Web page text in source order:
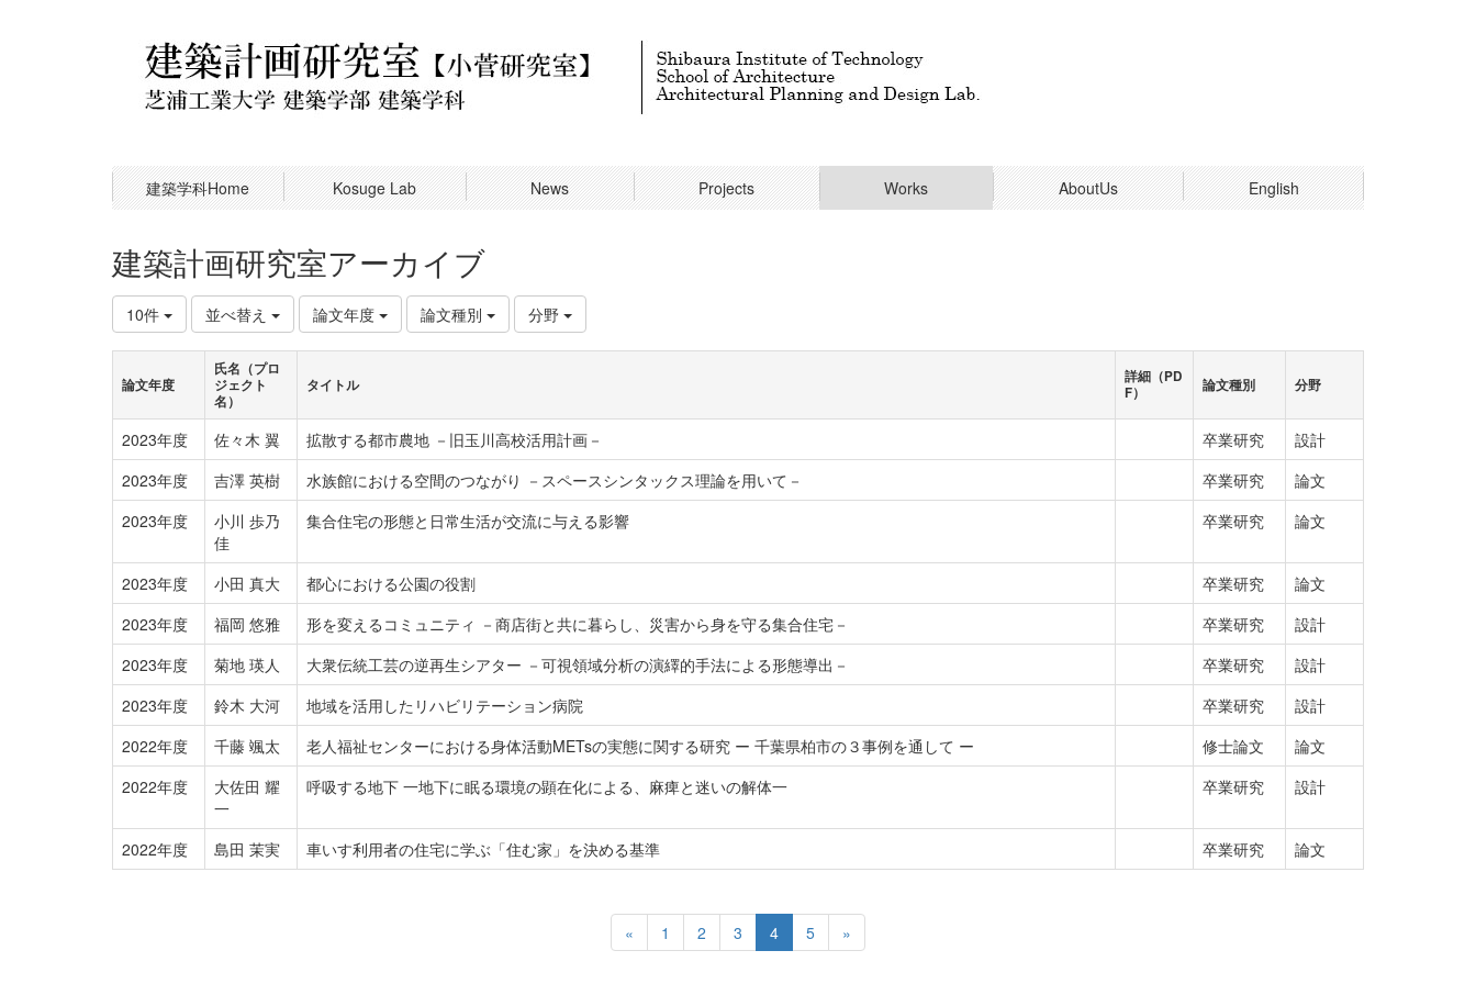
建築学科Home Kosuge Lab News Projects Works AboutUs English
建築計画研究室アーカイブ
10件 並べ替え 論文年度 論文種別 分野
論文年度
氏名（プロ
ジェクト
名）
タイトル
詳細（PD
F）
論文種別 分野
2023年度 佐々木 翼 拡散する都市農地 －旧玉川高校活用計画－ 卒業研究
設計
2023年度
吉澤 英樹 水族館における空間のつながり －スペースシンタックス理論を用いて－ 卒業研究
論文
2023年度
小川 歩乃
佳
集合住宅の形態と日常生活が交流に与える影響 卒業研究 論文
2023年度 小田 真大 都心における公園の役割 卒業研究
論文
2023年度
福岡 悠雅 形を変えるコミュニティ －商店街と共に暮らし、災害から身を守る集合住宅－ 卒業研究
設計
2023年度
菊地 瑛人 大衆伝統工芸の逆再生シアター －可視領域分析の演繹的手法による形態導出－ 卒業研究
設計
2023年度
鈴木 大河 地域を活用したリハビリテーション病院 卒業研究
設計
2022年度
千藤 颯太 老人福祉センターにおける身体活動METsの実態に関する研究 ー 千葉県柏市の３事例を通して ー 修士論文
論文
2022年度
大佐田 耀
一
呼吸する地下 一地下に眠る環境の顕在化による、麻痺と迷いの解体一 卒業研究 設計
2022年度 島田 茉実 車いす利用者の住宅に学ぶ「住む家」を決める基準 卒業研究 論文
« 1 2 3 4 5 »